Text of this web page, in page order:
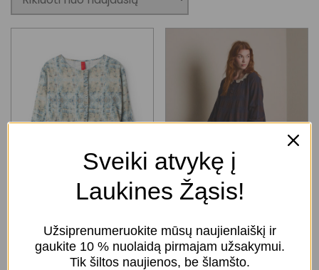
Lucy švarkas – Majvi kelnės – 11416
Sveiki atvykę į
Laukines Žąsis!
Užsiprenumeruokite mūsų naujienlaiškį ir
gaukite 10 % nuolaidą pirmajam užsakymui.
Tik šiltos naujienos, be šlamšto.